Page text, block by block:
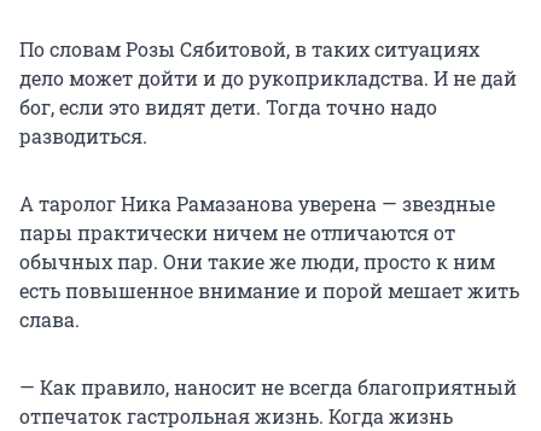
По словам Розы Сябитовой, в таких ситуациях
дело может дойти и до рукоприкладства. И не дай
бог, если это видят дети. Тогда точно надо
разводиться.
А таролог Ника Рамазанова уверена — звездные
пары практически ничем не отличаются от
обычных пар. Они такие же люди, просто к ним
есть повышенное внимание и порой мешает жить
слава.
— Как правило, наносит не всегда благоприятный
отпечаток гастрольная жизнь. Когда жизнь